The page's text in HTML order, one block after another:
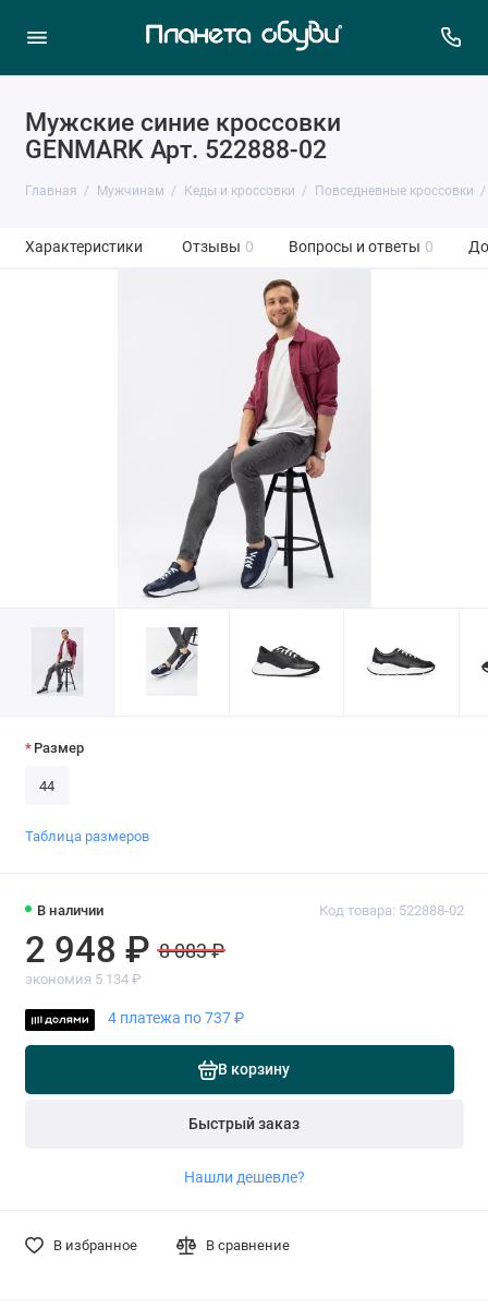
Мужские синие кроссовки
GENMARK Арт. 522888-02
Главная Мужчинам Кеды и кроссовки Повседневные кроссовки
Характеристики Отзывы 0 Вопросы и ответы 0
В наличии Код товара: 522888-02
2 948 ₽ 8 083 ₽
экономия 5 134 ₽
4 платежа по 737 ₽
В корзину
Быстрый заказ
Нашли дешевле?
В избранное В сравнение
Размер
44
Таблица размеров